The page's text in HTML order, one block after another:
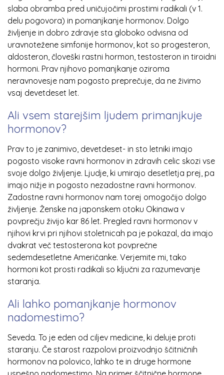
slaba obramba pred uničujočimi prostimi radikali (v 1.
delu pogovora) in pomanjkanje hormonov. Dolgo
življenje in dobro zdravje sta globoko odvisna od
uravnotežene simfonije hormonov, kot so progesteron,
aldosteron, človeški rastni hormon, testosteron in tiroidni
hormoni. Prav njihovo pomanjkanje oziroma
neravnovesje nam pogosto preprečuje, da ne živimo
vsaj devetdeset let.
Ali vsem starejšim ljudem primanjkuje
hormonov?
Prav to je zanimivo, devetdeset- in sto letniki imajo
pogosto visoke ravni hormonov in zdravih celic skozi vse
svoje dolgo življenje. Ljudje, ki umirajo desetletja prej, pa
imajo nižje in pogosto nezadostne ravni hormonov.
Zadostne ravni hormonov nam torej omogočijo dolgo
življenje. Ženske na japonskem otoku Okinawa v
povprečju živijo kar 86 let. Pregled ravni hormonov v
njihovi krvi pri njihovi stoletnicah pa je pokazal, da imajo
dvakrat več testosterona kot povprečne
sedemdesetletne Američanke. Verjemite mi, tako
hormoni kot prosti radikali so ključni za razumevanje
staranja.
Ali lahko pomanjkanje hormonov
nadomestimo?
Seveda. To je eden od ciljev medicine, ki deluje proti
staranju. Če starost razpolovi proizvodnjo ščitničnih
hormonov na polovico, lahko te in druge hormone